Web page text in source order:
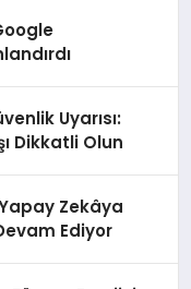
Uyarısı:
Dikkatli Olun
Zekâya
Ediyor